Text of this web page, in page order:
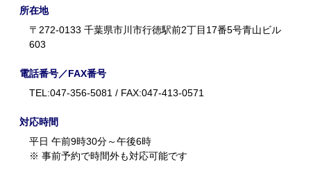
所在地
〒272-0133 千葉県市川市行徳駅前2丁目17番5号青山ビル
603
電話番号／FAX番号
TEL:047-356-5081 / FAX:047-413-0571
対応時間
平日 午前9時30分～午後6時
※ 事前予約で時間外も対応可能です